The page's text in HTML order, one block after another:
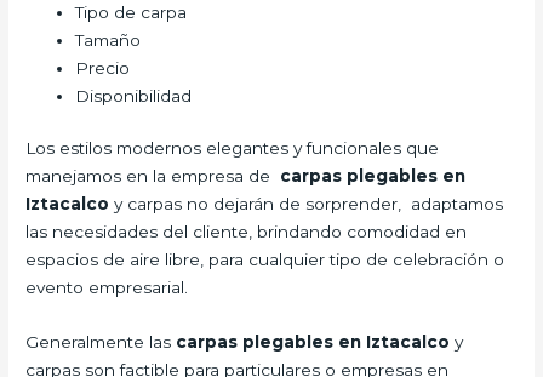
Tipo de carpa
Tamaño
Precio
Disponibilidad
Los estilos modernos elegantes y funcionales que
manejamos en la empresa de carpas plegables en
Iztacalcoy carpas no dejarán de sorprender, adaptamos
las necesidades del cliente, brindando comodidad en
espacios de aire libre, para cualquier tipo de celebración o
evento empresarial.
Generalmente las carpas plegables en Iztacalco y
carpas son factible para particulares o empresas en